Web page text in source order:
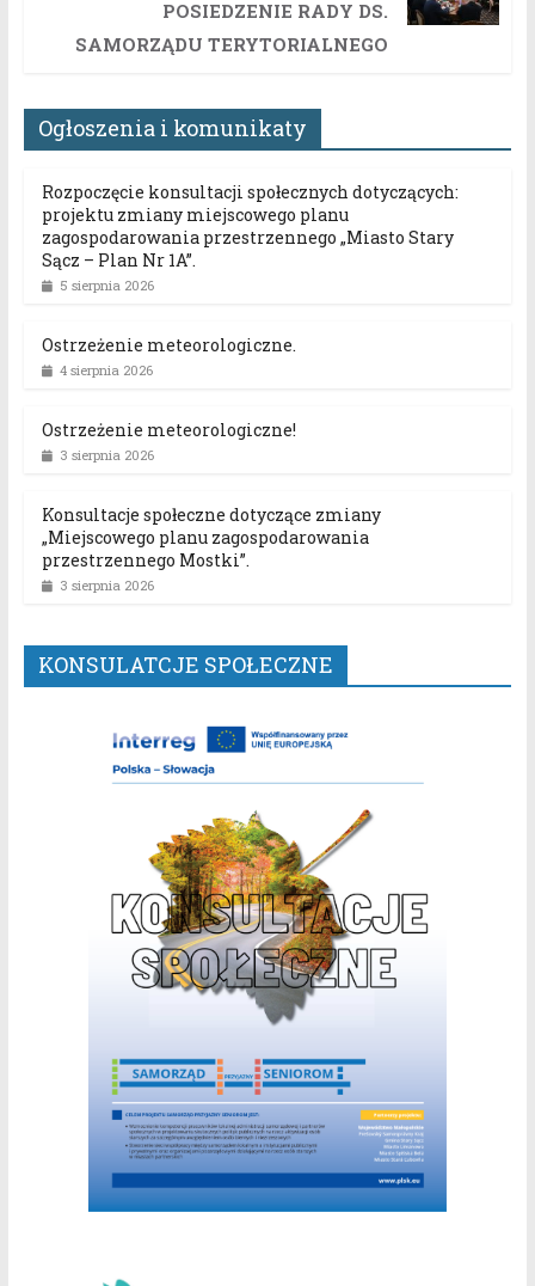
POSIEDZENIE RADY DS.
SAMORZĄDU TERYTORIALNEGO
Ogłoszenia i komunikaty
Rozpoczęcie konsultacji społecznych dotyczących:
projektu zmiany miejscowego planu
zagospodarowania przestrzennego „Miasto Stary
Sącz – Plan Nr 1A”.
5 sierpnia 2026
Ostrzeżenie meteorologiczne.
4 sierpnia 2026
Ostrzeżenie meteorologiczne!
3 sierpnia 2026
Konsultacje społeczne dotyczące zmiany
„Miejscowego planu zagospodarowania
przestrzennego Mostki”.
3 sierpnia 2026
KONSULATCJE SPOŁECZNE